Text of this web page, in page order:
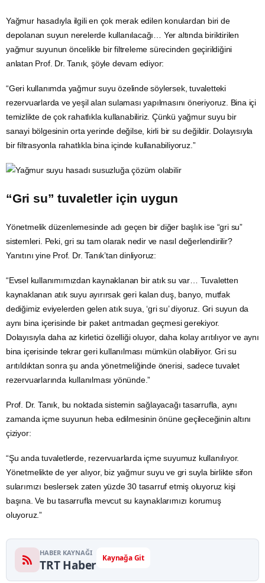
Yağmur hasadıyla ilgili en çok merak edilen konulardan biri de
depolanan suyun nerelerde kullanılacağı… Yer altında biriktirilen
yağmur suyunun öncelikle bir filtreleme sürecinden geçirildiğini
anlatan Prof. Dr. Tanık, şöyle devam ediyor:
“Geri kullanımda yağmur suyu özelinde söylersek, tuvaletteki
rezervuarlarda ve yeşil alan sulaması yapılmasını öneriyoruz. Bina içi
temizlikte de çok rahatlıkla kullanabiliriz. Çünkü yağmur suyu bir
sanayi bölgesinin orta yerinde değilse, kirli bir su değildir. Dolayısıyla
bir filtrasyonla rahatlıkla bina içinde kullanabiliyoruz.”
“Gri su” tuvaletler için uygun
Yönetmelik düzenlemesinde adı geçen bir diğer başlık ise “gri su”
sistemleri. Peki, gri su tam olarak nedir ve nasıl değerlendirilir?
Yanıtını yine Prof. Dr. Tanık’tan dinliyoruz:
“Evsel kullanımımızdan kaynaklanan bir atık su var… Tuvaletten
kaynaklanan atık suyu ayırırsak geri kalan duş, banyo, mutfak
dediğimiz eviyelerden gelen atık suya, ‘gri su’ diyoruz. Gri suyun da
aynı bina içerisinde bir paket arıtmadan geçmesi gerekiyor.
Dolayısıyla daha az kirletici özelliği oluyor, daha kolay arıtılıyor ve aynı
bina içerisinde tekrar geri kullanılması mümkün olabiliyor. Gri su
arıtıldıktan sonra şu anda yönetmeliğinde önerisi, sadece tuvalet
rezervuarlarında kullanılması yönünde.”
Prof. Dr. Tanık, bu noktada sistemin sağlayacağı tasarrufla, aynı
zamanda içme suyunun heba edilmesinin önüne geçileceğinin altını
çiziyor:
“Şu anda tuvaletlerde, rezervuarlarda içme suyumuz kullanılıyor.
Yönetmelikte de yer alıyor, biz yağmur suyu ve gri suyla birlikte sifon
sularımızı beslersek zaten yüzde 30 tasarruf etmiş oluyoruz kişi
başına. Ve bu tasarrufla mevcut su kaynaklarımızı korumuş
oluyoruz.”
HABER KAYNAĞI
TRT Haber Kaynağa Git